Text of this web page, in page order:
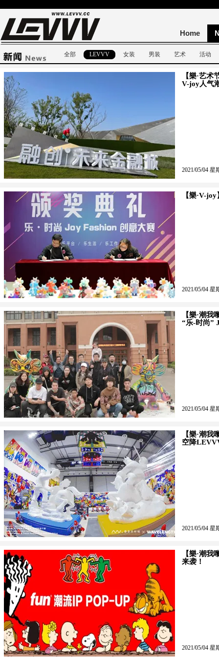
Home
全部 LEVVV 女装 男装 艺术 活动
【樂·艺
V-joy人气
2021/05/04 星
【樂·V-
2021/05/04 星
【樂·潮
“乐-时尚”
2021/05/04 星
【樂·潮
空降
2021/05/04 星
【樂·潮
来袭！
2021/05/04 星